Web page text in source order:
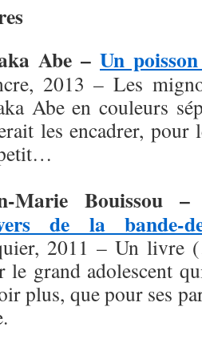
Abe – Un
2013 – Les
Abe en couleurs
les encadrer, pour
Marie Bouissou
de la bande-
2011 – Un
le grand adolescent
plus, que pour ses